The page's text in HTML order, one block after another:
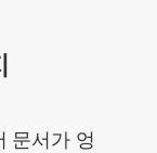
문서가 엉